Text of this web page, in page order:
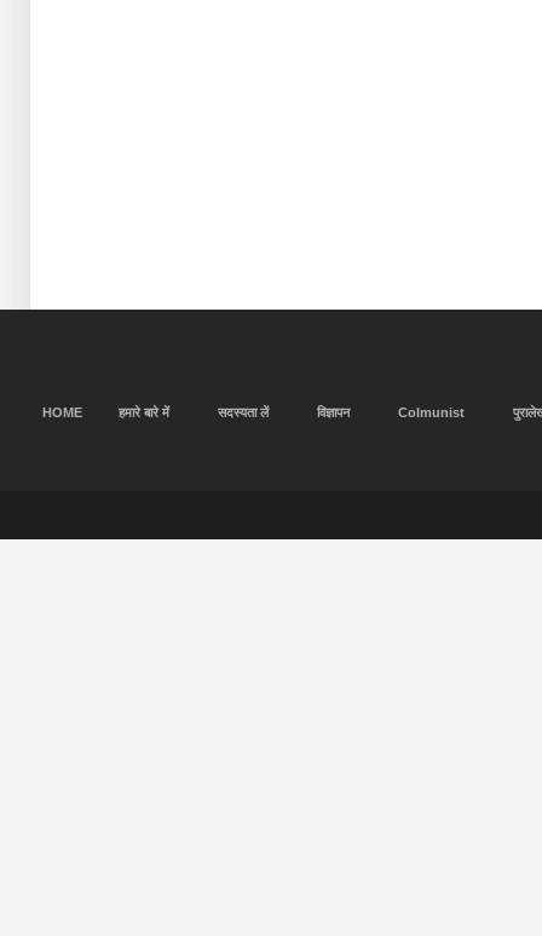
HOME हमारे बारे में सदस्यता लें विज्ञापन Colmunist